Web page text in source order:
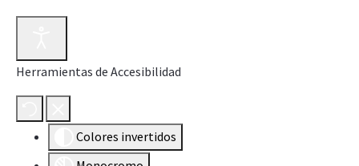
Herramientas de Accesibilidad
Colores invertidos